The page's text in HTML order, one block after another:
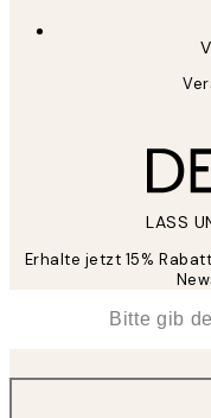
LASS
Erhalte jetzt 15%